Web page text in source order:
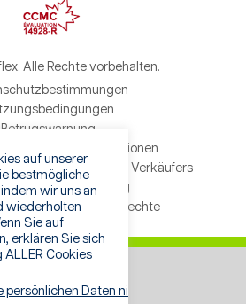
Alle Rechte vorbehalten.
Betrugswarnung
und Konditionen
des Verkäufers
Recht auf Löschung
für Datenschutzrechte
auf unserer
bestmögliche
wir uns an
wiederholten
Sie auf
erklären Sie sich
Cookies
Daten nicht